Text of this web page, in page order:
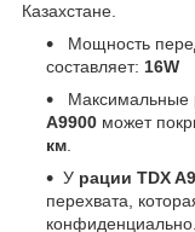
Казахстане.
Мощность
составляет: 16W
Максимальные
A9900 может
км.
У рации TDX
перехвата,
конфиденциально.